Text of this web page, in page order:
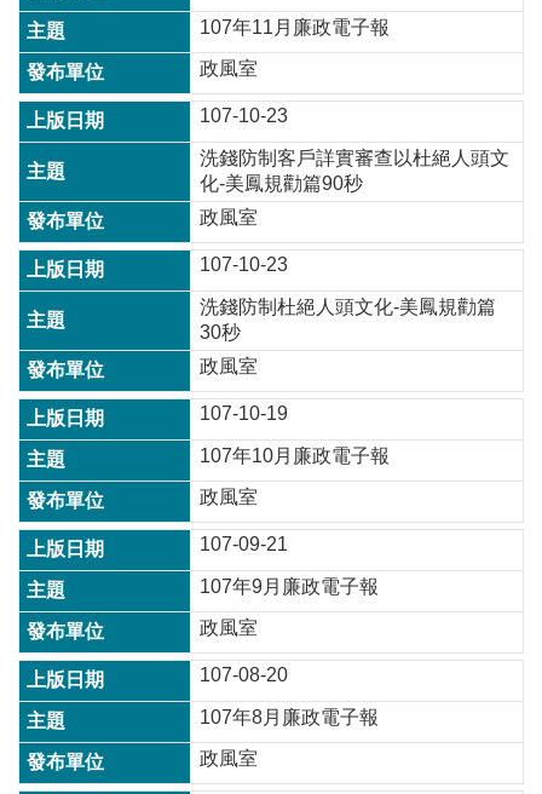
訊
錄
相
關
料
回
首
頁
網
導
覽
市
政
信
箱
常
見
問
題
桃
園
市
政
府
107年11月廉政電子報
政風室
107-10-23
洗錢防制客戶詳實審查以杜絕人頭文
化-美鳳規勸篇90秒
政風室
107-10-23
洗錢防制杜絕人頭文化-美鳳規勸篇
30秒
政風室
107-10-19
107年10月廉政電子報
政風室
107-09-21
107年9月廉政電子報
政風室
107-08-20
107年8月廉政電子報
政風室